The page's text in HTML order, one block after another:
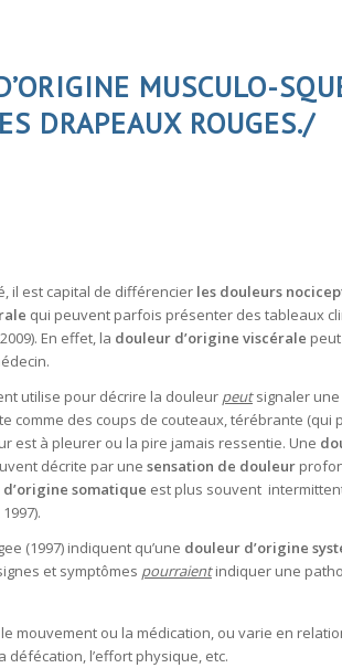
MUSCULO-
DRAPEAUX ROUGES./
il est capital de différencier les douleurs
qui peuvent parfois présenter des tableaux
En effet, la douleur d’origine viscérale
utilise pour décrire la douleur peutsignaler une
comme des coups de couteaux, térébrante (qui
est à pleurer ou la pire jamais ressentie. Une
décrite par une sensation de douleur
somatique est plus souvent
(1997) indiquent qu’une douleur d’origine
et symptômes pourraientindiquer une
mouvement ou la médication, ou varie en
défécation, l’effort physique, etc.